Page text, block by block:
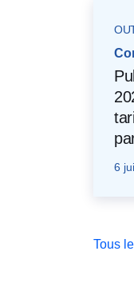
6
Tous